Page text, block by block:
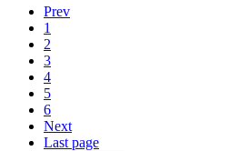
Prev
1
2
3
4
5
6
Next
Last page